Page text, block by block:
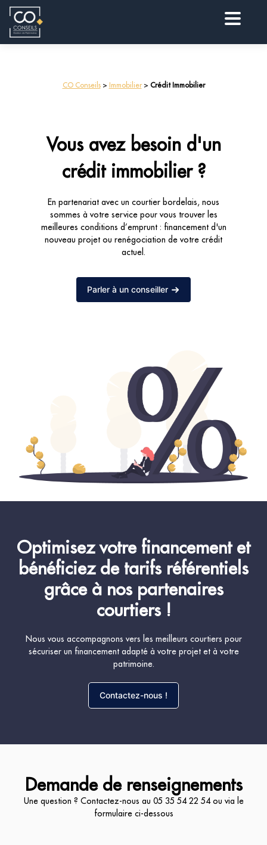
CO Conseils> Immobilier> Crédit Immobilier
Vous avez besoin d'un
crédit immobilier ?
En partenariat avec un courtier bordelais, nous
sommes à votre service pour vous trouver les
meilleures conditions d’emprunt : financement d'un
nouveau projet ou renégociation de votre crédit
actuel.
Parler à un conseiller
Optimisez votre financement et
bénéficiez de tarifs référentiels
grâce à nos partenaires
courtiers !
Nous vous accompagnons vers les meilleurs courtiers pour
sécuriser un financement adapté à votre projet et à votre
patrimoine.
Contactez-nous !
Demande de renseignements
Une question ? Contactez-nous au 05 35 54 22 54ou via le
formulaire ci-dessous